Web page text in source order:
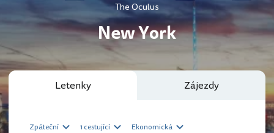
The Oculus
New York
Letenky Zájezdy
Zpáteční 1 cestující Ekonomická